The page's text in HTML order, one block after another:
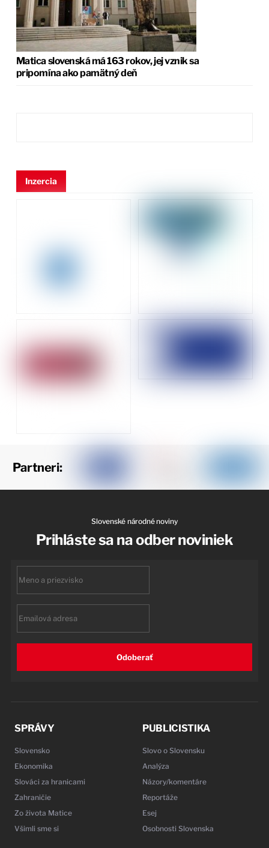
Matica slovenská má 163 rokov, jej vznik sa
pripomína ako pamätný deň
Inzercia
Partneri:
Slovenské národné noviny
Prihláste sa na odber noviniek
Odoberať
SPRÁVY
Slovensko
Ekonomika
Slováci za hranicami
Zahraničie
Zo života Matice
Všimli sme si
PUBLICISTIKA
Slovo o Slovensku
Analýza
Názory/komentáre
Reportáže
Esej
Osobnosti Slovenska